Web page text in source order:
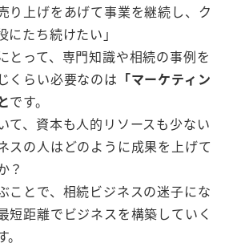
り上げをあげて事業を継続し、ク
にたち続けたい」
とって、専門知識や相続の事例を
くらい必要なのは 「マーケティン
です。
て、資本も人的リソースも少ない
スの人はどのように成果を上げて
？
ことで、相続ビジネスの迷子にな
短距離でビジネスを構築していく